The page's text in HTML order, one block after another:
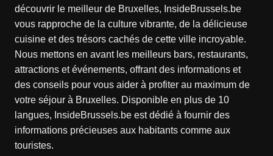
découvrir le meilleur de Bruxelles, InsideBrussels.be
vous rapproche de la culture vibrante, de la délicieuse
cuisine et des trésors cachés de cette ville incroyable.
Nous mettons en avant les meilleurs bars, restaurants,
attractions et événements, offrant des informations et
des conseils pour vous aider à profiter au maximum de
votre séjour à Bruxelles. Disponible en plus de 10
langues, InsideBrussels.be est dédié à fournir des
informations précieuses aux habitants comme aux
touristes.